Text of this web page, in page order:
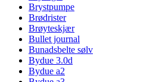
Brystpumpe
Brødrister
Brøyteskjær
Bullet journal
Bunadsbelte sølv
Bydue 3.0d
Bydue a2